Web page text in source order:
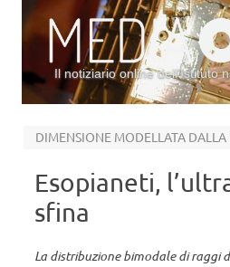
Il notiziario online dell’Istituto
Esopianeti,
sfina
La distribuzione bimodale di raggi